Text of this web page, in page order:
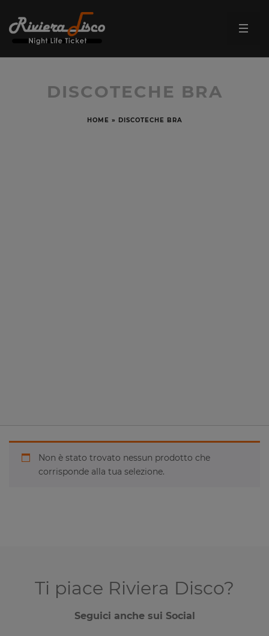
DISCOTECHE BRA
HOME » DISCOTECHE BRA
Non è stato trovato nessun prodotto che
corrisponde alla tua selezione.
Ti piace Riviera Disco?
Seguici anche sui Social